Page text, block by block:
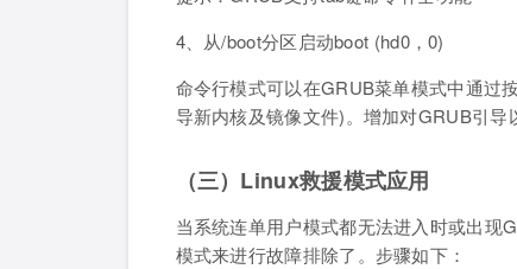
4、从/boot分区启动boot (hd0，0)
命令行模式可以在GRUB菜单模式中通过
导新内核及镜像文件)。增加对GRUB引导
（三）Linux救援模式应用
当系统连单用户模式都无法进入时或出现
模式来进行故障排除了。步骤如下：